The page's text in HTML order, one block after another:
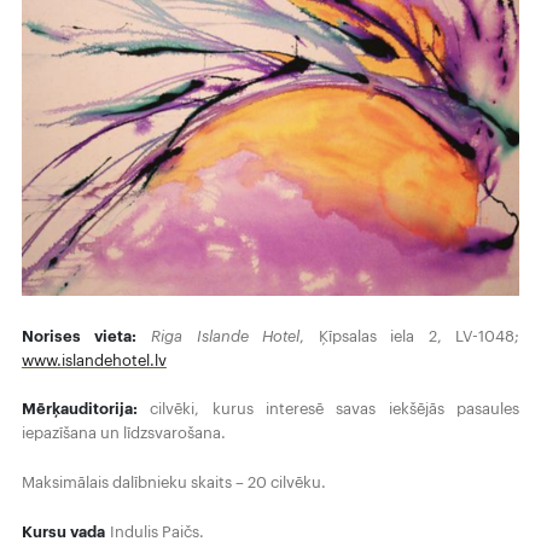
Norises vieta: Riga Islande Hotel, Ķīpsalas iela 2, LV-1048;
www.islandehotel.lv
Mērķauditorija: cilvēki, kurus interesē savas iekšējās pasaules
iepazīšana un līdzsvarošana.
Maksimālais dalībnieku skaits – 20 cilvēku.
Kursu vadaIndulis Paičs.